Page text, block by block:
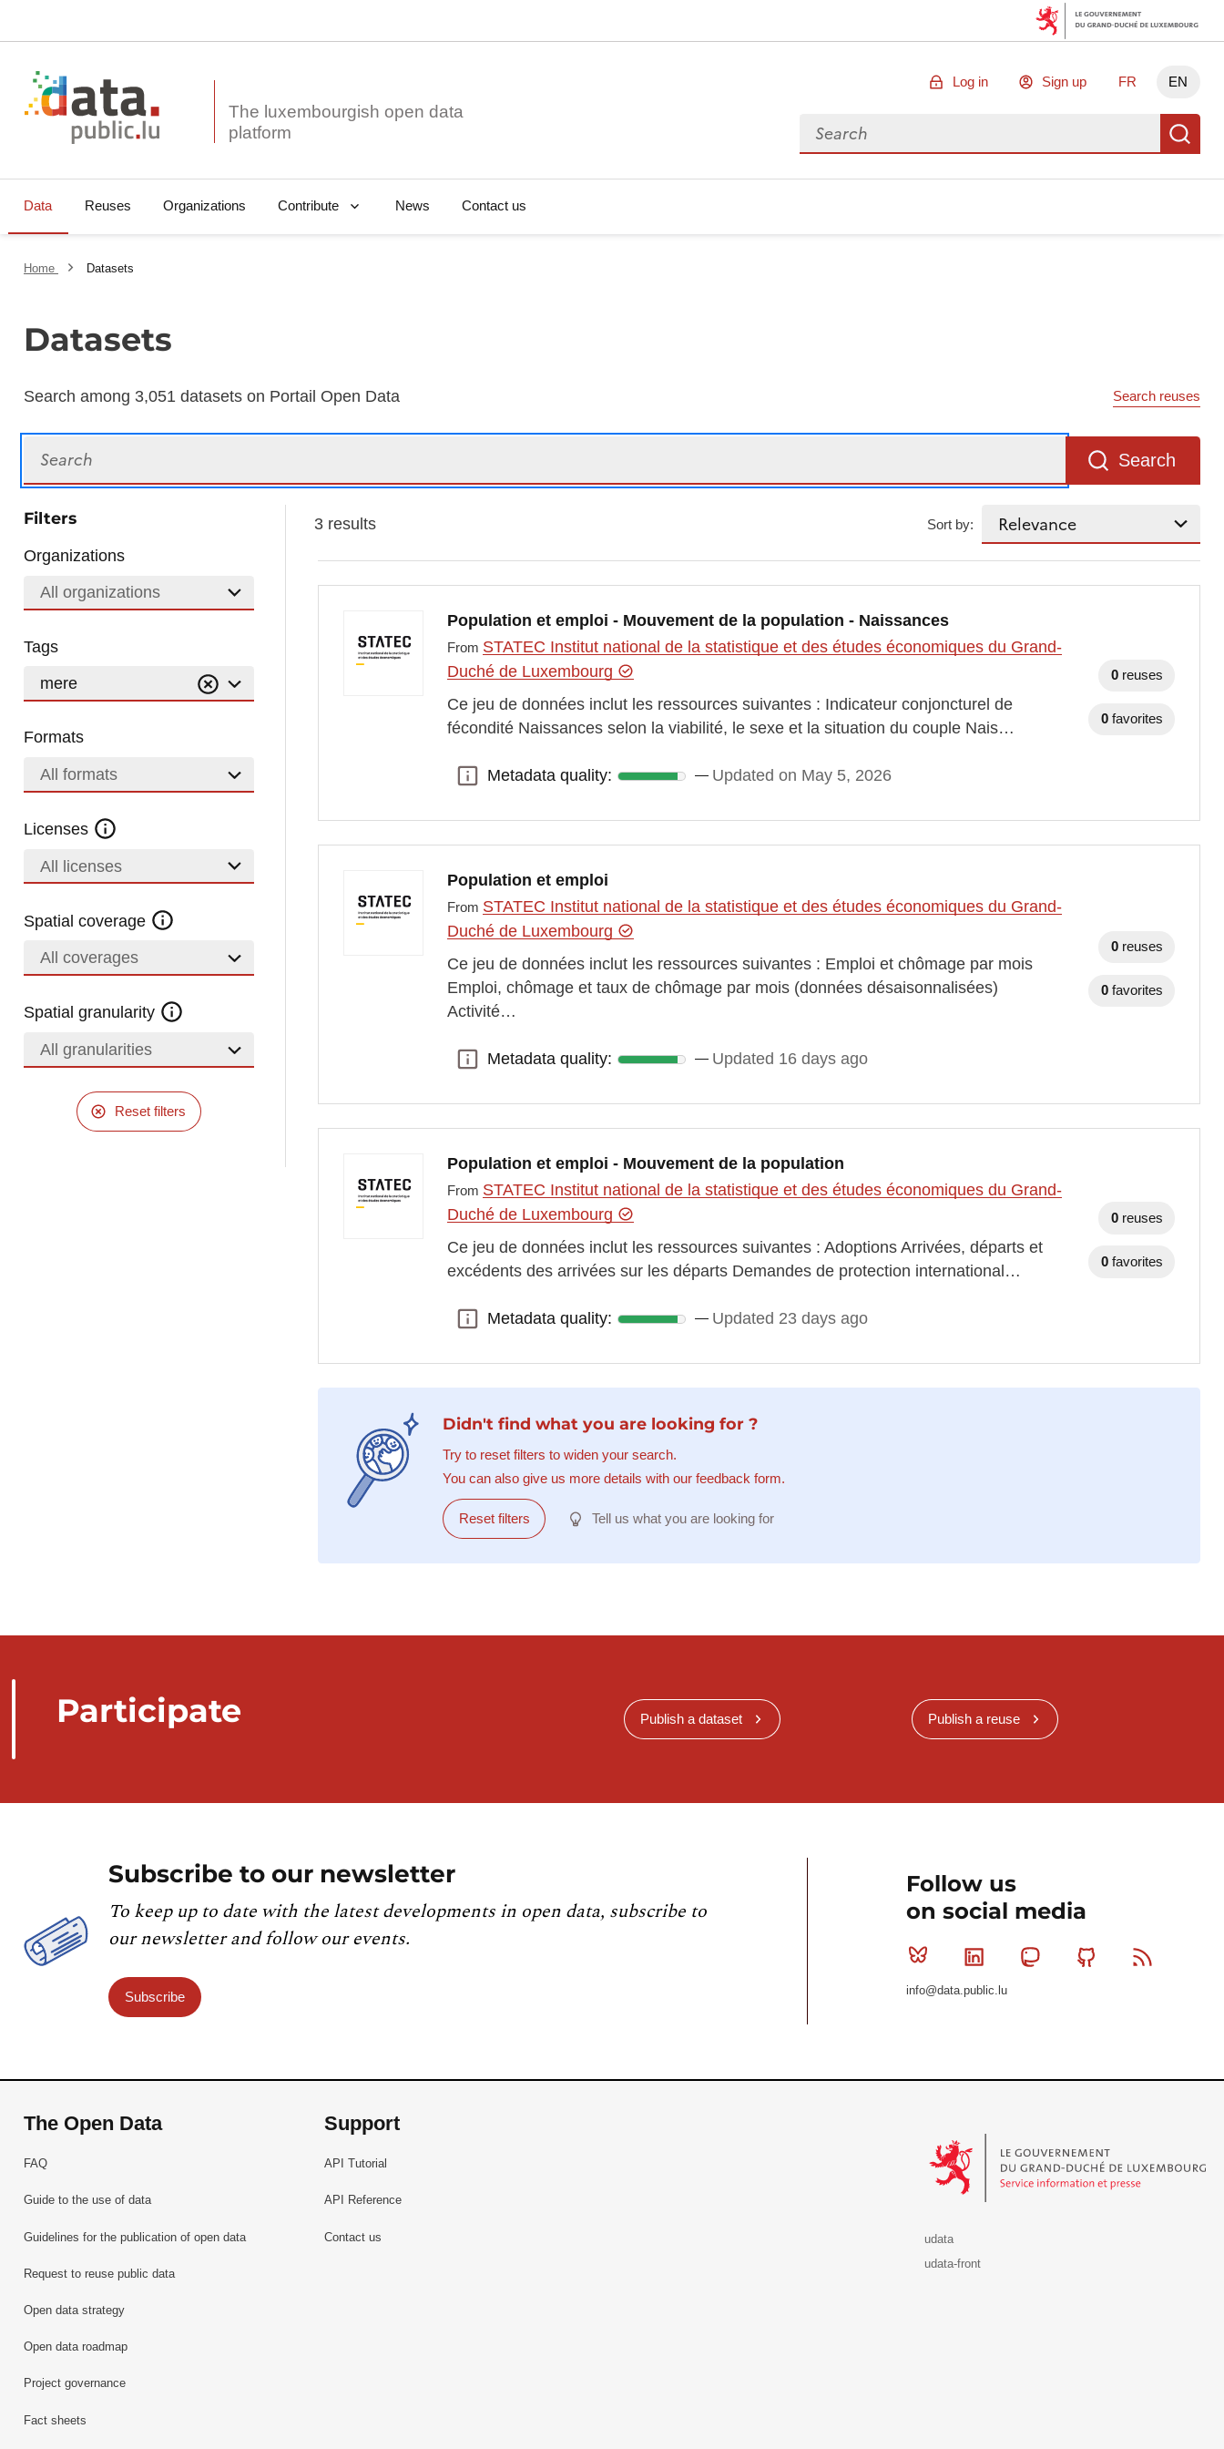
The luxembourgish open data
Log in Sign up FR EN
Search for data
Data Reuses Organizations Contribute News Contact us
Home Datasets
Datasets
Search among 3,051 datasets on Portail Open Data Search reuses
Search
Filters
Organizations
All organizations
Tags
mere
Formats
All formats
Licenses
All licenses
Spatial coverage
All coverages
Spatial granularity
All granularities
Reset filters
3 results Sort by:
Population et emploi - Mouvement de la population - Naissances
From STATEC Institut national de la statistique et des études économiques du Grand-
Duché de Luxembourg
Ce jeu de données inclut les ressources suivantes : Indicateur conjoncturel de
fécondité Naissances selon la viabilité, le sexe et la situation du couple Nais…
Metadata quality:
Metadata quality: Updated on May 5, 2026
0 reuses
0 favorites
Population et emploi
From STATEC Institut national de la statistique et des études économiques du Grand-
Duché de Luxembourg
Ce jeu de données inclut les ressources suivantes : Emploi et chômage par mois
Emploi, chômage et taux de chômage par mois (données désaisonnalisées)
Activité…
Metadata quality:
Metadata quality: Updated 16 days ago
0 reuses
0 favorites
Population et emploi - Mouvement de la population
From STATEC Institut national de la statistique et des études économiques du Grand-
Duché de Luxembourg
Ce jeu de données inclut les ressources suivantes : Adoptions Arrivées, départs et
excédents des arrivées sur les départs Demandes de protection international…
Metadata quality:
Metadata quality: Updated 23 days ago
0 reuses
0 favorites
Didn't find what you are looking for ?
Try to reset filters to widen your search.
You can also give us more details with our feedback form.
Reset filters Tell us what you are looking for
Participate Publish a dataset Publish a reuse
Subscribe to our newsletter
To keep up to date with the latest developments in open data, subscribe to
our newsletter and follow our events.
Subscribe
Follow us
on social media
Bluesky Linkedin MastodonGithub
info@data.public.lu
The Open Data
FAQ
Guide to the use of data
Guidelines for the publication of open data
Request to reuse public data
Open data strategy
Open data roadmap
Project governance
Fact sheets
Support
API Tutorial
API Reference
Contact us
udata
udata-front